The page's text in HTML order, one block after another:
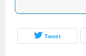
Tweet